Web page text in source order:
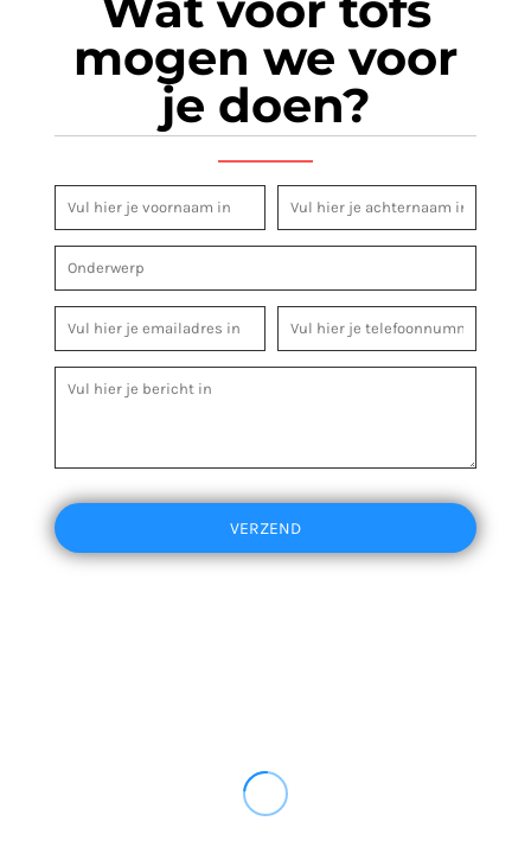
mogen we voor
je doen?
VERZEND